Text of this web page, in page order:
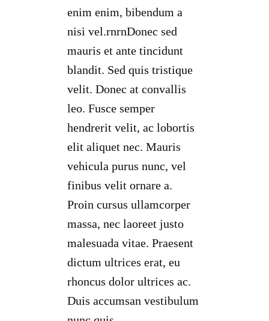
enim enim, bibendum a
nisi vel.rnrnDonec sed
mauris et ante tincidunt
blandit. Sed quis tristique
velit. Donec at convallis
leo. Fusce semper
hendrerit velit, ac lobortis
elit aliquet nec. Mauris
vehicula purus nunc, vel
finibus velit ornare a.
Proin cursus ullamcorper
massa, nec laoreet justo
malesuada vitae. Praesent
dictum ultrices erat, eu
rhoncus dolor ultrices ac.
Duis accumsan vestibulum